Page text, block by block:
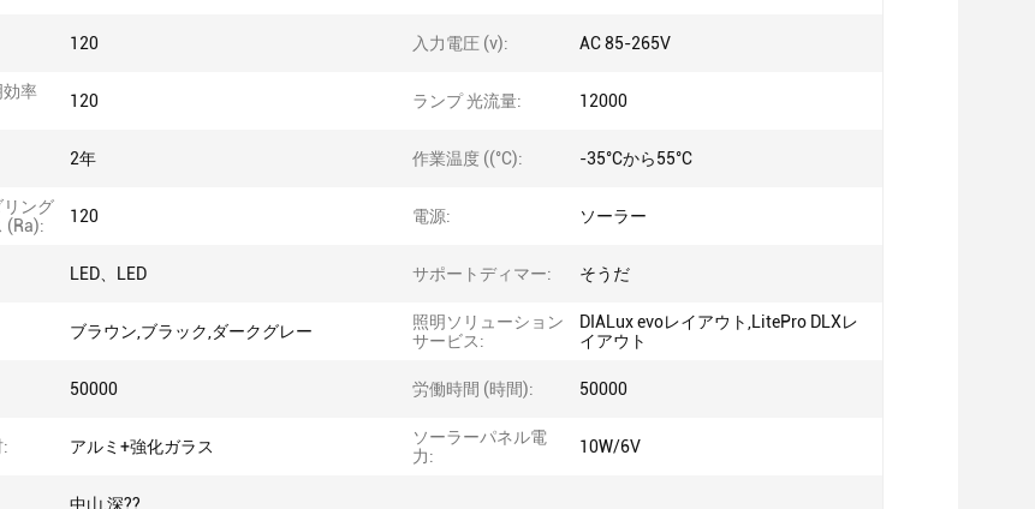
120 入力電圧 (v): AC 85-265V
効率
120 ランプ 光流量: 12000
2年 作業温度 ((°C): -35°Cから55°C
リング
(Ra):
120 電源: ソーラー
LED、LED サポートディマー: そうだ
ブラウン,ブラック,ダークグレー
照明ソリューション
サービス:
DIALux evoレイアウト,LitePro DLXレ
イアウト
50000 労働時間 (時間): 50000
アルミ+強化ガラス
ソーラーパネル電
力:
10W/6V
中山,深??